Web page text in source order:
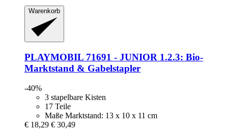
Warenkorb
PLAYMOBIL 71691 -​ JUNIOR 1.2.3: Bio-​
Marktstand & Gabelstapler
-40%
3 stapelbare Kisten
17 Teile
Maße Marktstand: 13 x 10 x 11 cm
€ 18,29 € 30,49